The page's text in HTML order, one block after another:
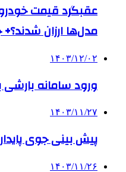
عقبگرد قیمت
مدل‌ها ارزان
۱۴۰۳/۱۲/۰۲
ورود سامانه
۱۴۰۳/۱۱/۲۷
­پیش بینی جوی
۱۴۰۳/۱۱/۲۶